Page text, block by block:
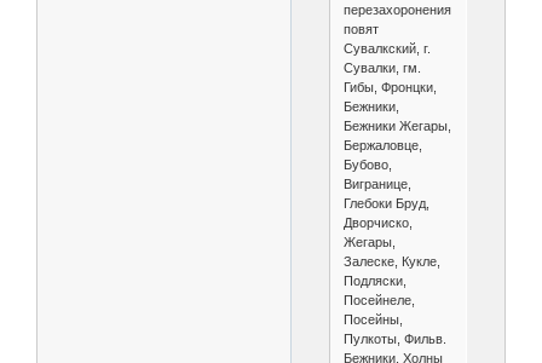
перезахоронения
повят
Сувалкский, г.
Сувалки, гм.
Гибы, Фронцки,
Бежники,
Бежники Жегары,
Бержаловце,
Бубово,
Вигранице,
Глебоки Бруд,
Дворчиско,
Жегары,
Залеске, Кукле,
Подляски,
Посейнеле,
Посейны,
Пулкоты, Фильв.
Бежники, Холны